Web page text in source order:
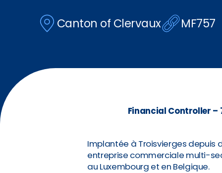
Canton of Clervaux MF757
Financial Controller –
Implantée à Troisvierges depuis
entreprise commerciale multi-
au Luxembourg et en Belgique.